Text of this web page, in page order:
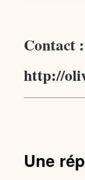
Contact :
http://
Une